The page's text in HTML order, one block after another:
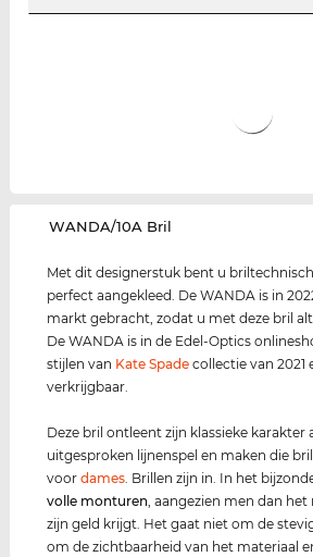
‌WANDA/10A Bril
Met dit designerstuk bent u
perfect aangekleed. De WANDA is in
markt gebracht, zodat u met deze bril
De WANDA is in de Edel-Optics
stijlen van Kate Spade collectie van 2021
verkrijgbaar.
Deze bril ontleent zijn klassieke karakter
uitgesproken lijnenspel en maken die
voordames. Brillen zijn in. In het
volle monturen, aangezien men dan
zijn geld krijgt. Het gaat niet om de
om de zichtbaarheid van het materiaal